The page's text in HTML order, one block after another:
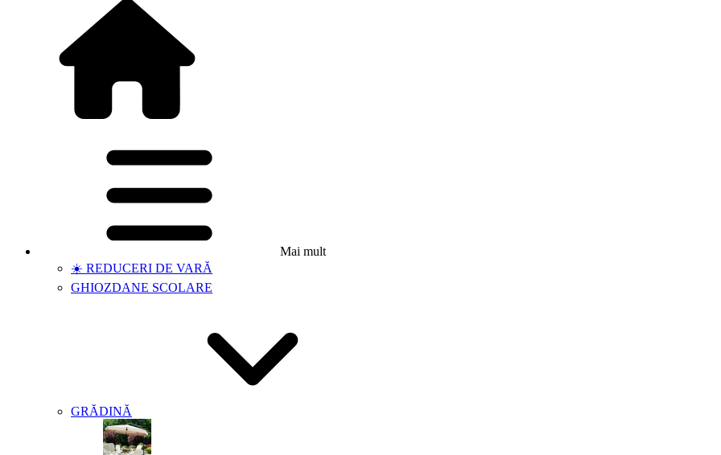
Mai mult
☀️ REDUCERI DE VARĂ
GHIOZDANE SCOLARE
GRĂDINĂ